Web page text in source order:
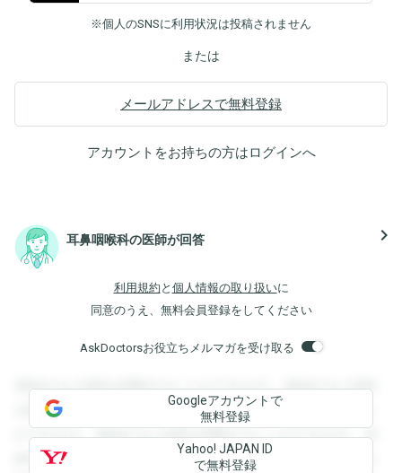
※個人のSNSに利用状況は投稿されません
または
メールアドレスで無料登録
アカウントをお持ちの方はログインへ
耳鼻咽喉科の医師が回答 navigate_next
利用規約 と 個人情報の取り扱いに
同意のうえ、無料会員登録をしてください
AskDoctorsお役立ちメルマガを受け取る
登録すると回答を閲覧することができます。登録すると回答
を閲覧することができます。登録すると回答を閲覧すること
ができます。登録すると回答を閲覧することができます。登
録すると回答を閲覧することができます。登録すると回答を
Googleアカウントで
無料登録
Yahoo! JAPAN ID
で無料登録